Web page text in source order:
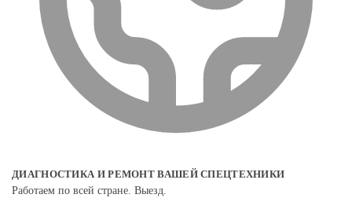
ДИАГНОСТИКА И РЕМОНТ ВАШЕЙ СПЕЦТЕХНИКИ
Работаем по всей стране. Выезд.